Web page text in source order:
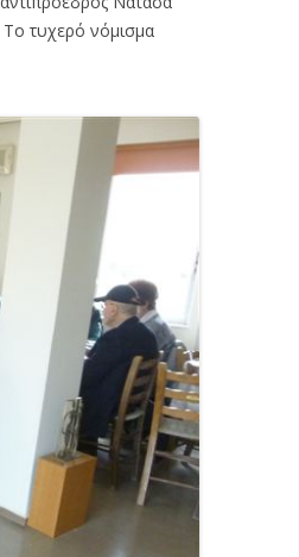
Το τυχερό νόμισμα